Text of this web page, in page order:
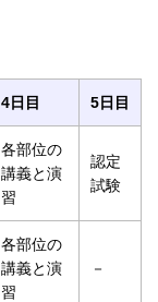
4日目 5日目
各部位の
講義と演
習
認定
試験
各部位の
講義と演
習
－